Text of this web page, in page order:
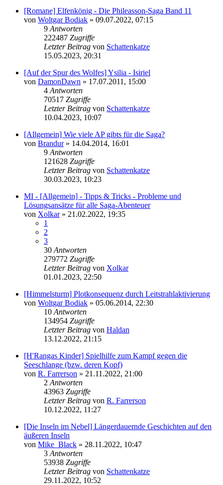
[Romane] Elfenkönig - Die Phileasson-Saga Band 11
von Woltgar Bodiak » 09.07.2022, 07:15
9 Antworten
222487 Zugriffe
Letzter Beitrag von Schattenkatze
15.05.2023, 20:31
[Auf der Spur des Wolfes] Ysilia - Isiriel
von DamonDawn » 17.07.2011, 15:00
4 Antworten
70517 Zugriffe
Letzter Beitrag von Schattenkatze
10.04.2023, 10:07
[Allgemein] Wie viele AP gibts für die Saga?
von Brandur» 14.04.2014, 16:01
9 Antworten
121628 Zugriffe
Letzter Beitrag von Schattenkatze
30.03.2023, 10:23
MI - [Allgemein] - Tipps & Tricks - Probleme und
Lösungsansätze für alle Saga-Abenteuer
von Xolkar» 21.02.2022, 19:35
1
2
3
30 Antworten
279772 Zugriffe
Letzter Beitrag von Xolkar
01.01.2023, 22:50
[Himmelsturm] Plotkonsequenz durch Leitstrahlaktivierung
von Woltgar Bodiak » 05.06.2014, 22:30
10 Antworten
134954 Zugriffe
Letzter Beitrag von Haldan
13.12.2022, 21:15
[H'Rangas Kinder] Spielhilfe zum Kampf gegen die
Seeschlange (bzw. deren Kopf)
von R. Farrerson » 21.11.2022, 21:00
2 Antworten
43963 Zugriffe
Letzter Beitrag von R. Farrerson
10.12.2022, 11:27
[Die Inseln im Nebel] Längerdauernde Geschichten auf den
äußeren Inseln
von Mike_Black » 28.11.2022, 10:47
3 Antworten
53938 Zugriffe
Letzter Beitrag von Schattenkatze
29.11.2022, 10:52